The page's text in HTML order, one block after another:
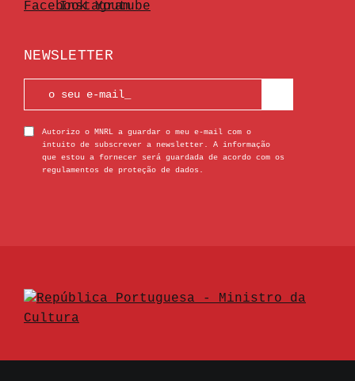
NEWSLETTER
Autorizo o MNRL a guardar o meu e-mail com o
intuito de subscrever a newsletter. A informação
que estou a fornecer será guardada de acordo com os
regulamentos de proteção de dados.